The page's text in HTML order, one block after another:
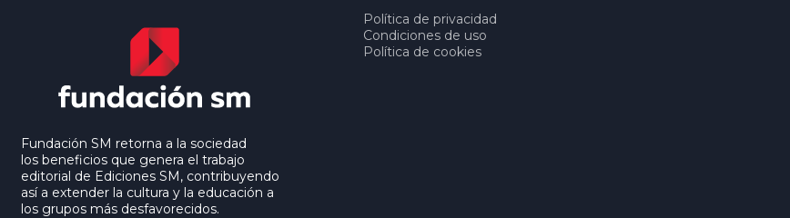
Fundación SM retorna a la sociedad
los beneficios que genera el trabajo
editorial de Ediciones SM, contribuyendo
así a extender la cultura y la educación a
los grupos más desfavorecidos.
Política de privacidad
Condiciones de uso
Política de cookies